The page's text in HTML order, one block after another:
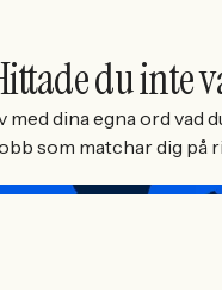
du inte
med dina egna ord vad
som matchar dig på